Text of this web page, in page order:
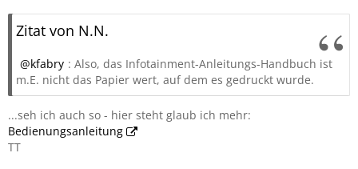
Zitat von N.N.
kfabry : Also, das Infotainment-Anleitungs-Handbuch ist
m.E. nicht das Papier wert, auf dem es gedruckt wurde.
...seh ich auch so - hier steht glaub ich mehr:
Bedienungsanleitung
TT